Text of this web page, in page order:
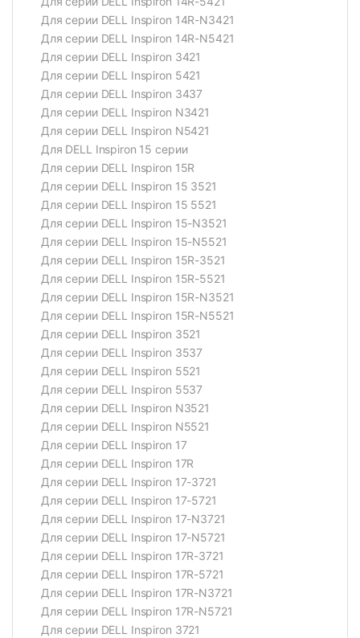
Для серии DELL Inspiron 14R-N3421
Для серии DELL Inspiron 14R-N5421
Для серии DELL Inspiron 3421
Для серии DELL Inspiron 5421
Для серии DELL Inspiron 3437
Для серии DELL Inspiron N3421
Для серии DELL Inspiron N5421
Для DELL Inspiron 15 серии
Для серии DELL Inspiron 15R
Для серии DELL Inspiron 15 3521
Для серии DELL Inspiron 15 5521
Для серии DELL Inspiron 15-N3521
Для серии DELL Inspiron 15-N5521
Для серии DELL Inspiron 15R-3521
Для серии DELL Inspiron 15R-5521
Для серии DELL Inspiron 15R-N3521
Для серии DELL Inspiron 15R-N5521
Для серии DELL Inspiron 3521
Для серии DELL Inspiron 3537
Для серии DELL Inspiron 5521
Для серии DELL Inspiron 5537
Для серии DELL Inspiron N3521
Для серии DELL Inspiron N5521
Для серии DELL Inspiron 17
Для серии DELL Inspiron 17R
Для серии DELL Inspiron 17-3721
Для серии DELL Inspiron 17-5721
Для серии DELL Inspiron 17-N3721
Для серии DELL Inspiron 17-N5721
Для серии DELL Inspiron 17R-3721
Для серии DELL Inspiron 17R-5721
Для серии DELL Inspiron 17R-N3721
Для серии DELL Inspiron 17R-N5721
Для серии DELL Inspiron 3721